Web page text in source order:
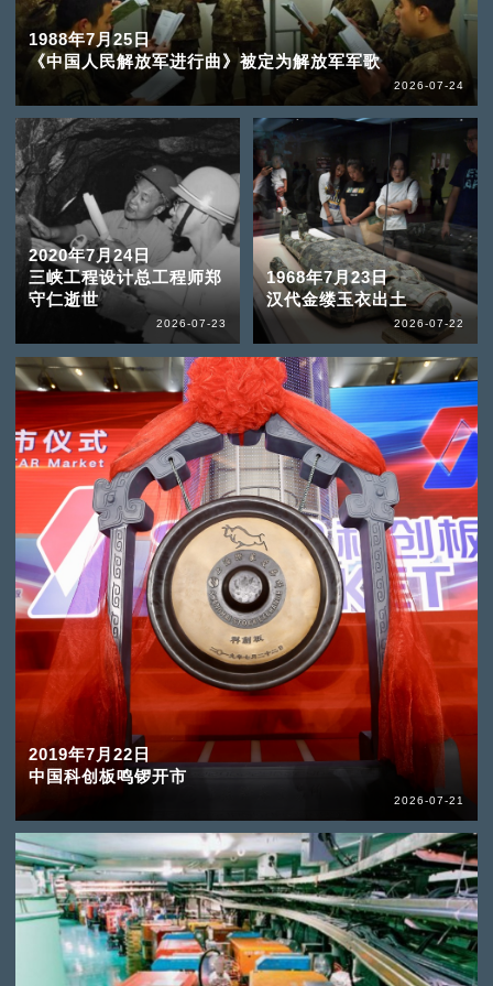
1988年7月25日
《中国人民解放军进行曲》被定为解放军军歌
2026-07-24
2020年7月24日
三峡工程设计总工程师郑
守仁逝世
2026-07-23
1968年7月23日
汉代金缕玉衣出土
2026-07-22
2019年7月22日
中国科创板鸣锣开市
2026-07-21